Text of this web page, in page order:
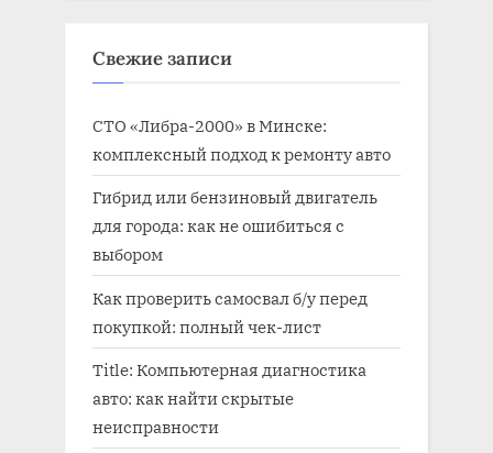
Свежие записи
СТО «Либра-2000» в Минске:
комплексный подход к ремонту авто
Гибрид или бензиновый двигатель
для города: как не ошибиться с
выбором
Как проверить самосвал б/у перед
покупкой: полный чек-лист
Title: Компьютерная диагностика
авто: как найти скрытые
неисправности